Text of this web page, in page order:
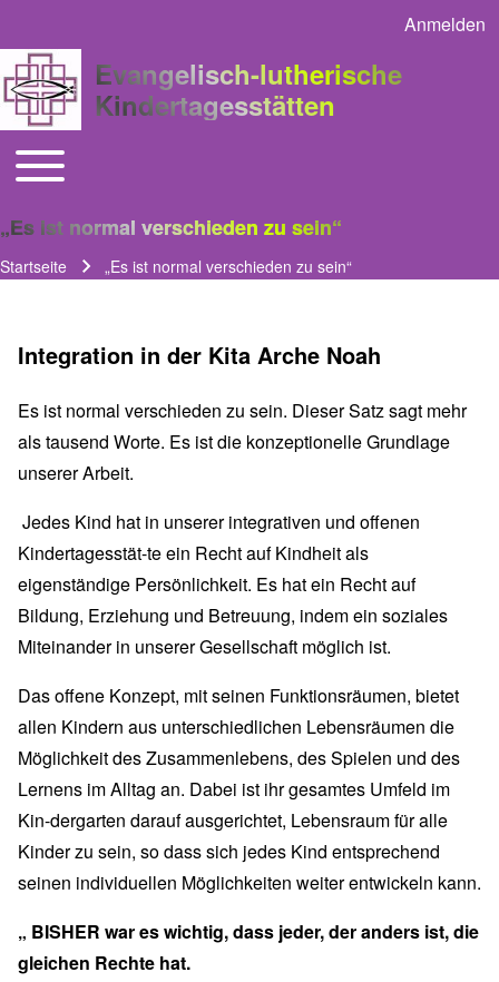
User
Anmelden
Evangelisch-lutherische
Kindertagesstätten
Main navigation
Toggle main menu
„Es ist normal verschieden zu sein“
Pfadnavigation
Startseite „Es ist normal verschieden zu sein“
Integration in der Kita Arche Noah
Es ist normal verschieden zu sein. Dieser Satz sagt mehr
als tausend Worte. Es ist die konzeptionelle Grundlage
unserer Arbeit.
Jedes Kind hat in unserer integrativen und offenen
Kindertagesstät-te ein Recht auf Kindheit als
eigenständige Persönlichkeit. Es hat ein Recht auf
Bildung, Erziehung und Betreuung, indem ein soziales
Miteinander in unserer Gesellschaft möglich ist.
Das offene Konzept, mit seinen Funktionsräumen, bietet
allen Kindern aus unterschiedlichen Lebensräumen die
Möglichkeit des Zusammenlebens, des Spielen und des
Lernens im Alltag an. Dabei ist ihr gesamtes Umfeld im
Kin-dergarten darauf ausgerichtet, Lebensraum für alle
Kinder zu sein, so dass sich jedes Kind entsprechend
seinen individuellen Möglichkeiten weiter entwickeln kann.
„ BISHER war es wichtig, dass jeder, der anders ist, die
gleichen Rechte hat.